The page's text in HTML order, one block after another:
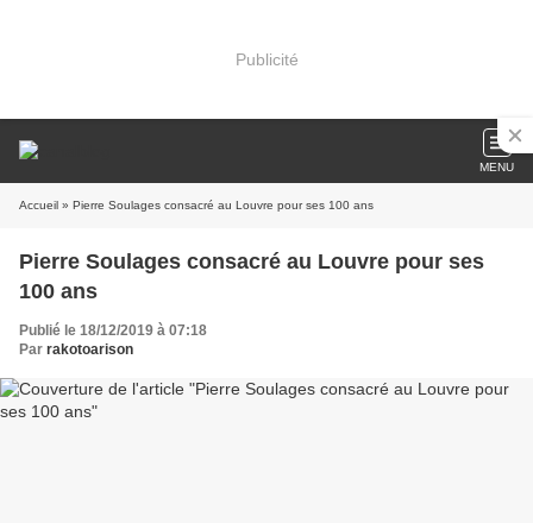
Publicité
MENU
Accueil » Pierre Soulages consacré au Louvre pour ses 100 ans
Pierre Soulages consacré au Louvre pour ses
100 ans
Publié le 18/12/2019 à 07:18
Par rakotoarison